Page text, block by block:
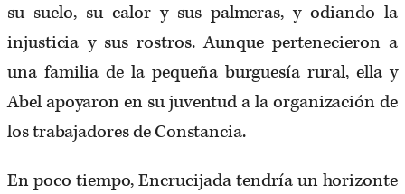
su suelo, su calor y sus palmeras, y odiando la
injusticia y sus rostros. Aunque pertenecieron a
una familia de la pequeña burguesía rural, ella y
Abel apoyaron en su juventud a la organización de
los trabajadores de Constancia.
En poco tiempo, Encrucijada tendría un horizonte